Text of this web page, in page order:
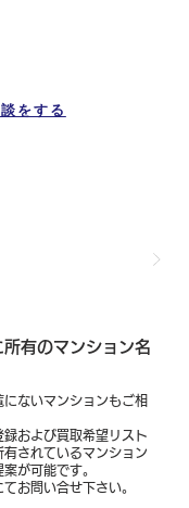
をする
有のマンション名
ないマンションもご相
および買取希望リスト
されているマンション
が可能です。
お問い合せ下さい。